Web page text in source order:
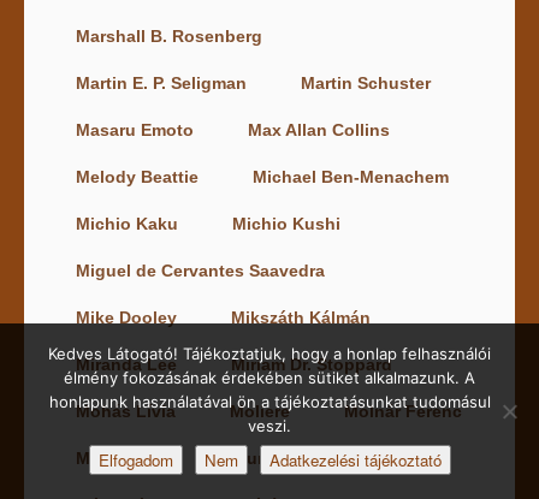
Marshall B. Rosenberg
Martin E. P. Seligman Martin Schuster
Masaru Emoto Max Allan Collins
Melody Beattie Michael Ben-Menachem
Michio Kaku Michio Kushi
Miguel de Cervantes Saavedra
Mike Dooley Mikszáth Kálmán
Miranda Lee Miriam Dr. Stoppard
Mohás Lívia Moliere Molnár Ferenc
Molnár Réka Murakami Haruki
Kedves Látogató! Tájékoztatjuk, hogy a honlap felhasználói
élmény fokozásának érdekében sütiket alkalmazunk. A
honlapunk használatával ön a tájékoztatásunkat tudomásul
veszi.
Elfogadom Nem Adatkezelési tájékoztató